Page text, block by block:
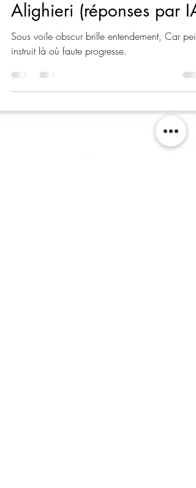
INTERVIEW fictive: Dante
Alighieri (réponses par IA)
instruit là où faute progresse.